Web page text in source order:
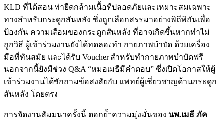
KLD ที่ได้สอน ท่ายืดกล้ามเนื้อที่ปลอดภัยและเหมาะสมเฉพาะ
ทางสำหรับกระดูกสันหลัง ซึ่งถูกเลือกสรรมาอย่างพิถีพิถันเพื่อ
ป้องกัน ความเสื่อมของกระดูกสันหลัง ที่อาจเกิดขึ้นหากทำไม่
ถูกวิธี ผู้เข้าร่วมงานยังได้ทดลองทำ กายภาพบำบัด ด้วยเครื่อง
มือที่ทันสมัย และได้รับ Voucher สำหรับทำกายภาพบำบัดฟรี
นอกจากนี้ยังมีช่วง Q&A “หมอเมธีมีคำตอบ” ซึ่งเปิดโอกาสให้ผู้
เข้าร่วมงานได้ซักถามข้อสงสัยกับ แพทย์ผู้เชี่ยวชาญด้านกระดูก
สันหลัง โดยตรง
การจัดงานสัมมนาครั้งนี้ ตอกย้ำความมุ่งมั่นของ นพ.เมธี ภัค